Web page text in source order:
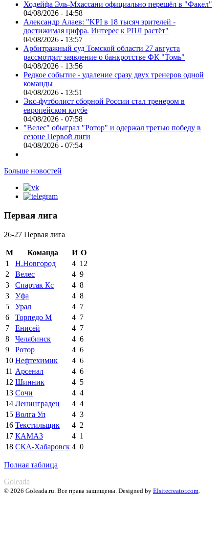
Ходейфа Эль-Мхассани официально перешёл в "Факел"
04/08/2026 - 14:58
Александр Алаев: "KPI в 18 тысяч зрителей -
достижимая цифра. Интерес к РПЛ растёт"
04/08/2026 - 13:57
Арбитражный суд Томской области 27 августа
рассмотрит заявление о банкротстве ФК "Томь"
04/08/2026 - 13:56
Редкое событие - удаление сразу двух тренеров одной
команды
04/08/2026 - 13:51
Экс-футболист сборной России стал тренером в
европейском клубе
04/08/2026 - 07:58
"Велес" обыграл "Ротор" и одержал третью победу в
сезоне Первой лиги
04/08/2026 - 07:54
Больше новостей
Первая лига
26-27 Первая лига
М Команда И О
1
Н.Новгород 4 12
2
Велес 4 9
3
Спартак Кс 4 8
3
Уфа 4 8
5
Урал 4 7
6
Торпедо М 4 7
7
Енисей 4 7
8
Челябинск 4 6
9
Ротор 4 6
10 Нефтехимик 4 6
11 Арсенал 4 6
12 Шинник 4 5
13 Сочи 4 4
14 Ленинградец 4 4
15 Волга Ул 4 3
16 Текстильщик 4 2
17 КАМАЗ 4 1
18 СКА-Хабаровск 4 0
Полная таблица
Goleada
© 2026 Goleada.ru. Все права защищены. Designed by Elsitecreator.com